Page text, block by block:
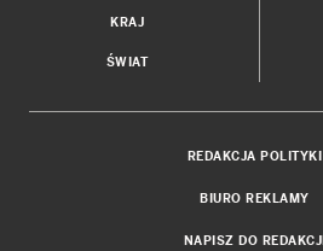
KRAJ
ŚWIAT
REDAKCJA POLITYKI
BIURO REKLAMY
NAPISZ DO REDAKCJI